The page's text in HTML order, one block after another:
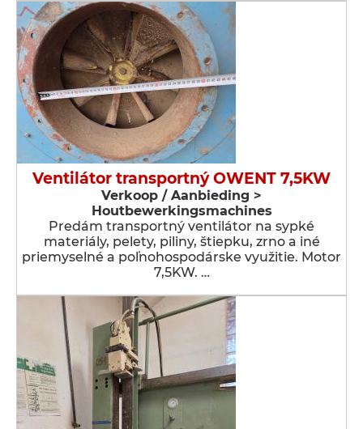
Ventilátor transportný OWENT 7,5KW
Verkoop / Aanbieding >
Houtbewerkingsmachines
Predám transportný ventilátor na sypké
materiály, pelety, piliny, štiepku, zrno a iné
priemyselné a poľnohospodárske využitie. Motor
7,5KW. …